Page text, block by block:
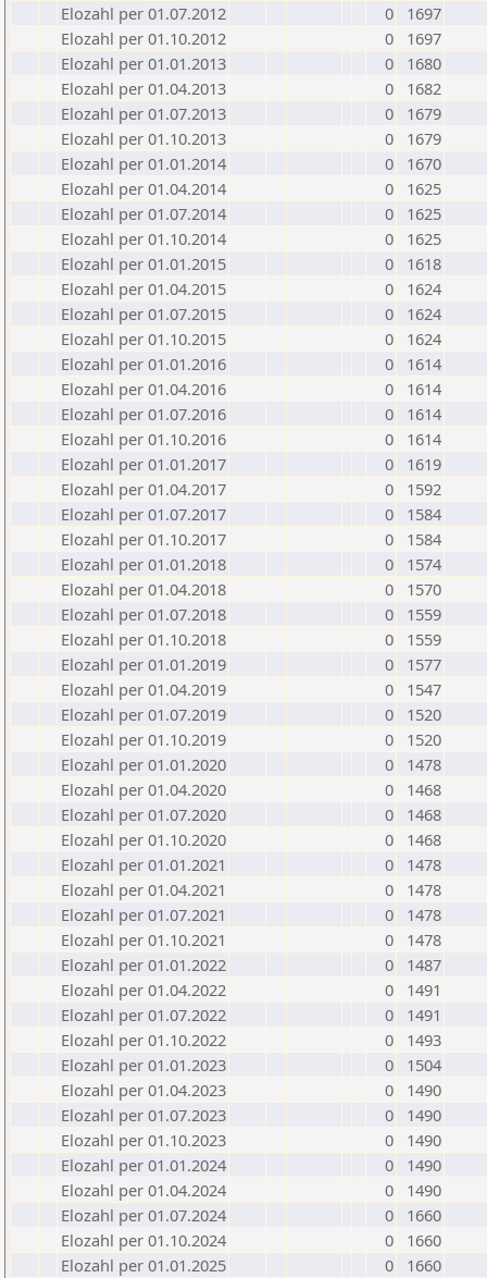
Elozahl per 01.07.2012
0
1697
Elozahl per 01.10.2012
0
1697
Elozahl per 01.01.2013
0
1680
Elozahl per 01.04.2013
0
1682
Elozahl per 01.07.2013
0
1679
Elozahl per 01.10.2013
0
1679
Elozahl per 01.01.2014
0
1670
Elozahl per 01.04.2014
0
1625
Elozahl per 01.07.2014
0
1625
Elozahl per 01.10.2014
0
1625
Elozahl per 01.01.2015
0
1618
Elozahl per 01.04.2015
0
1624
Elozahl per 01.07.2015
0
1624
Elozahl per 01.10.2015
0
1624
Elozahl per 01.01.2016
0
1614
Elozahl per 01.04.2016
0
1614
Elozahl per 01.07.2016
0
1614
Elozahl per 01.10.2016
0
1614
Elozahl per 01.01.2017
0
1619
Elozahl per 01.04.2017
0
1592
Elozahl per 01.07.2017
0
1584
Elozahl per 01.10.2017
0
1584
Elozahl per 01.01.2018
0
1574
Elozahl per 01.04.2018
0
1570
Elozahl per 01.07.2018
0
1559
Elozahl per 01.10.2018
0
1559
Elozahl per 01.01.2019
0
1577
Elozahl per 01.04.2019
0
1547
Elozahl per 01.07.2019
0
1520
Elozahl per 01.10.2019
0
1520
Elozahl per 01.01.2020
0
1478
Elozahl per 01.04.2020
0
1468
Elozahl per 01.07.2020
0
1468
Elozahl per 01.10.2020
0
1468
Elozahl per 01.01.2021
0
1478
Elozahl per 01.04.2021
0
1478
Elozahl per 01.07.2021
0
1478
Elozahl per 01.10.2021
0
1478
Elozahl per 01.01.2022
0
1487
Elozahl per 01.04.2022
0
1491
Elozahl per 01.07.2022
0
1491
Elozahl per 01.10.2022
0
1493
Elozahl per 01.01.2023
0
1504
Elozahl per 01.04.2023
0
1490
Elozahl per 01.07.2023
0
1490
Elozahl per 01.10.2023
0
1490
Elozahl per 01.01.2024
0
1490
Elozahl per 01.04.2024
0
1490
Elozahl per 01.07.2024
0
1660
Elozahl per 01.10.2024
0
1660
Elozahl per 01.01.2025
0
1660